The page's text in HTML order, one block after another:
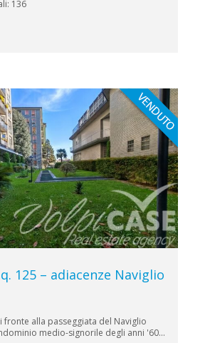
136
125 – adiacenze Naviglio
fronte alla passeggiata del Naviglio
medio-signorile degli anni '60...